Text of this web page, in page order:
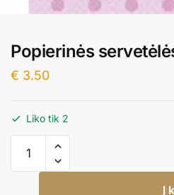
Popierinės
€ 3.50
Liko tik 2
kiekis:
Popierinės
Į